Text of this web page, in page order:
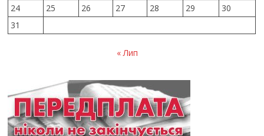
24
25 26 27 28 29
30
31
« Лип